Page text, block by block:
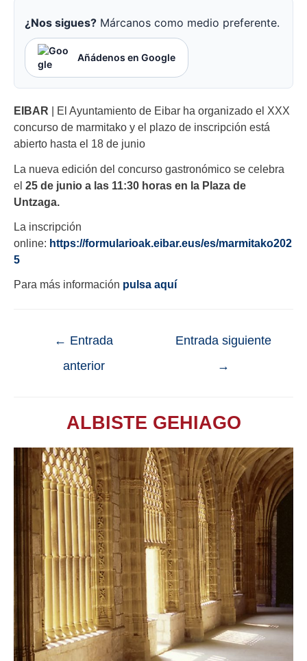
¿Nos sigues? Márcanos como medio preferente.
Añádenos en Google
EIBAR
| El Ayuntamiento de Eibar ha organizado el XXX
concurso de marmitako y el plazo de inscripción está
abierto hasta el 18 de junio
La nueva edición del concurso gastronómico se celebra
el 25 de junio a las 11:30 horas en la Plaza de
Untzaga.
La inscripción
online: https://formularioak.eibar.eus/es/marmitako202
5
Para más información pulsa aquí
← Entrada
anterior
Entrada siguiente
→
ALBISTE GEHIAGO